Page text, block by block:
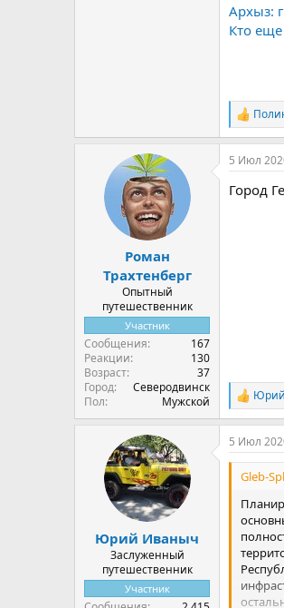
Архыз:
Кто
Р
е
а
к
и
Роман
Трахтенберг
Опытный
путешественник
Участник
Сообщения
167
Реакции
130
Возраст
37
Город
Северодвинск
Пол
Мужской
5 Июл
Город
Р
е
а
к
ц
и
Юрий Иваныч
Заслуженный
путешественник
Участник
5 Июл
Gleb-